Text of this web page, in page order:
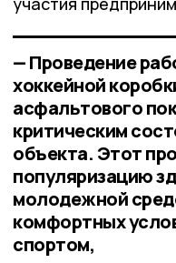
— Проведение
хоккейной
асфальтового
критическим
объекта. Этот
популяризацию
молодежной
комфортных
спортом,